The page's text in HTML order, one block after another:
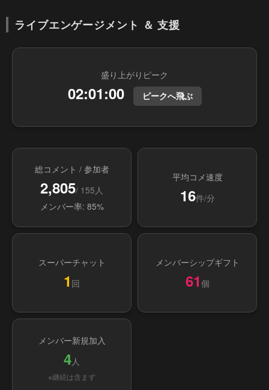
ライブエンゲージメント ＆ 支援
盛り上がりピーク
02:01:00 ピークへ飛ぶ
総コメント / 参加者
2,805/ 155人
メンバー率: 85%
平均コメ速度
16件/分
スーパーチャット
1 回
メンバーシップギフト
61 個
メンバー新規加入
4人
※継続は含まず